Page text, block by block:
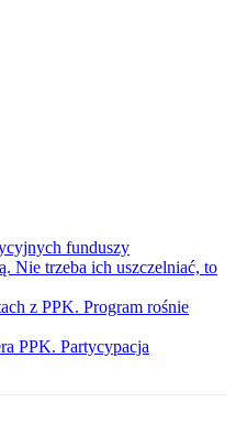
funduszy
Nie trzeba ich uszczelniać, to
z PPK. Program rośnie
PPK. Partycypacja